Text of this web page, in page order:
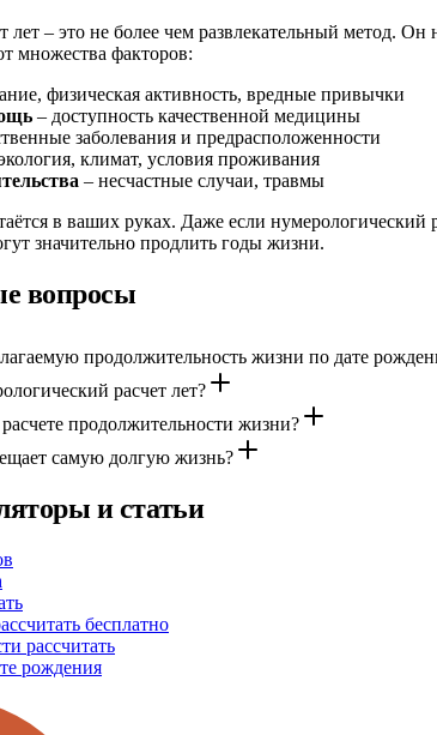
лет – это не более чем развлекательный метод.
множества факторов:
физическая активность, вредные привычки
– доступность качественной медицины
заболевания и предрасположенности
климат, условия проживания
– несчастные случаи, травмы
в ваших руках. Даже если
значительно продлить годы жизни.
вопросы
продолжительность жизни по дате
расчет лет?
продолжительности жизни?
самую долгую жизнь?
и статьи
бесплатно
рассчитать
рождения